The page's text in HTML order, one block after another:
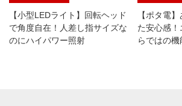
【小型LEDライト】回転ヘッド
で角度自在！人差し指サイズな
のにハイパワー照射
【ポタ電
た安心感
らではの機